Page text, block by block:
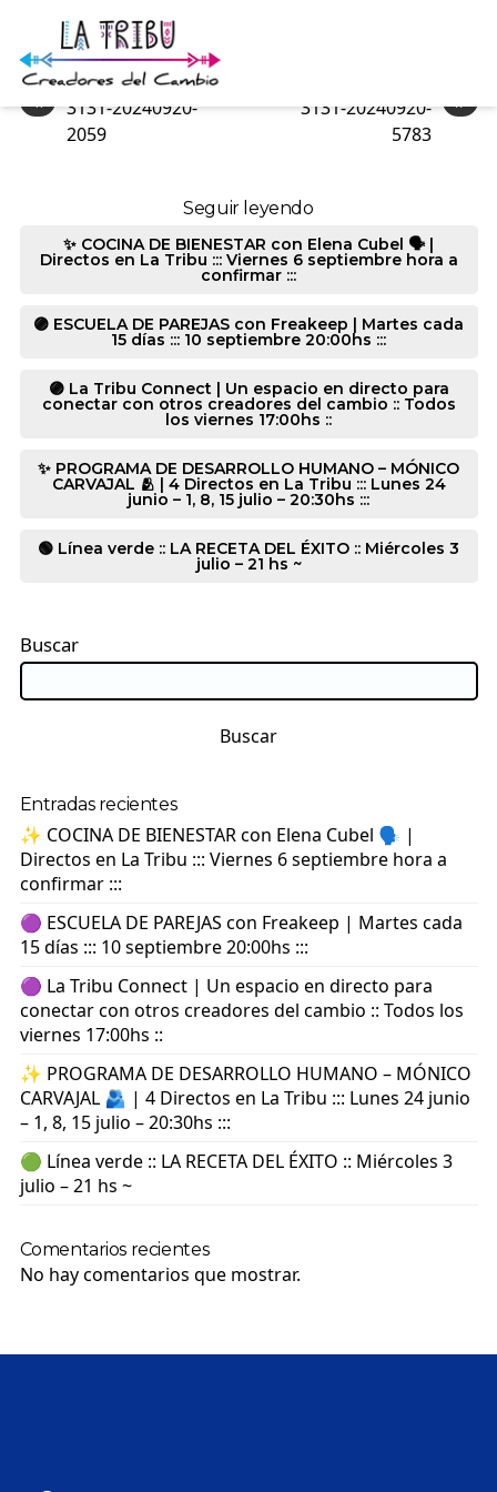
3131-20240920-5799
«
3131-20240920-
2059
»
3131-20240920-
5783
Seguir leyendo
✨ COCINA DE BIENESTAR con Elena Cubel 🗣️ |
Directos en La Tribu ::: Viernes 6 septiembre hora a
confirmar :::
🟣 ESCUELA DE PAREJAS con Freakeep | Martes cada
15 días ::: 10 septiembre 20:00hs :::
🟣 La Tribu Connect | Un espacio en directo para
conectar con otros creadores del cambio :: Todos
los viernes 17:00hs ::
✨ PROGRAMA DE DESARROLLO HUMANO – MÓNICO
CARVAJAL 🫂 | 4 Directos en La Tribu ::: Lunes 24
junio – 1, 8, 15 julio – 20:30hs :::
🟢 Línea verde :: LA RECETA DEL ÉXITO :: Miércoles 3
julio – 21 hs ~
Buscar
Buscar
Entradas recientes
✨ COCINA DE BIENESTAR con Elena Cubel 🗣️ |
Directos en La Tribu ::: Viernes 6 septiembre hora a
confirmar :::
🟣 ESCUELA DE PAREJAS con Freakeep | Martes cada
15 días ::: 10 septiembre 20:00hs :::
🟣 La Tribu Connect | Un espacio en directo para
conectar con otros creadores del cambio :: Todos los
viernes 17:00hs ::
✨ PROGRAMA DE DESARROLLO HUMANO – MÓNICO
CARVAJAL 🫂 | 4 Directos en La Tribu ::: Lunes 24 junio
– 1, 8, 15 julio – 20:30hs :::
🟢 Línea verde :: LA RECETA DEL ÉXITO :: Miércoles 3
julio – 21 hs ~
Comentarios recientes
No hay comentarios que mostrar.